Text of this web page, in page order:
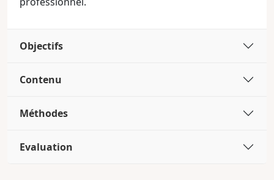
Objectifs
Contenu
Méthodes
Evaluation